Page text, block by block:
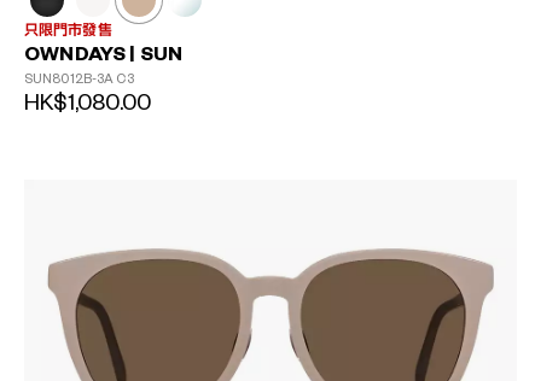
只限門市發售
OWNDAYS | SUN
SUN8012B-3A C3
HK$1,080.00